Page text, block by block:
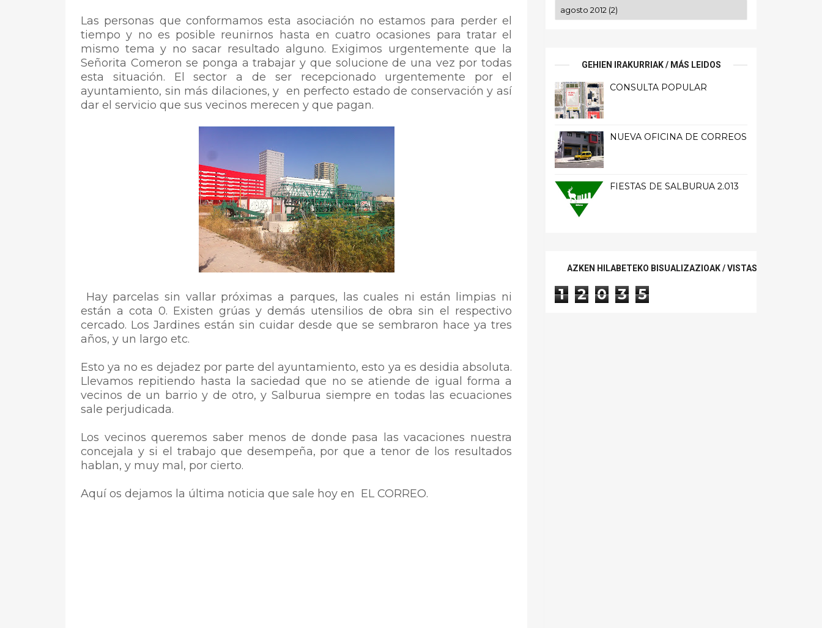
Las personas que conformamos esta asociación no estamos para perder el
tiempo y no es posible reunirnos hasta en cuatro ocasiones para tratar el
mismo tema y no sacar resultado alguno. Exigimos urgentemente que la
Señorita Comeron se ponga a trabajar y que solucione de una vez por todas
esta situación. El sector a de ser recepcionado urgentemente por el
ayuntamiento, sin más dilaciones, y en perfecto estado de conservación y así
dar el servicio que sus vecinos merecen y que pagan.
Hay parcelas sin vallar próximas a parques, las cuales ni están limpias ni
están a cota 0. Existen grúas y demás utensilios de obra sin el respectivo
cercado. Los Jardines están sin cuidar desde que se sembraron hace ya tres
años, y un largo etc.
Esto ya no es dejadez por parte del ayuntamiento, esto ya es desidia absoluta.
Llevamos repitiendo hasta la saciedad que no se atiende de igual forma a
vecinos de un barrio y de otro, y Salburua siempre en todas las ecuaciones
sale perjudicada.
Los vecinos queremos saber menos de donde pasa las vacaciones nuestra
concejala y si el trabajo que desempeña, por que a tenor de los resultados
hablan, y muy mal, por cierto.
Aquí os dejamos la última noticia que sale hoy en EL CORREO.
GEHIEN IRAKURRIAK / MÁS LEIDOS
CONSULTA POPULAR
NUEVA OFICINA DE CORREOS
FIESTAS DE SALBURUA 2.013
AZKEN HILABETEKO BISUALIZAZIOAK / VISTAS ÚLTIMO MES
1 2 0 3 5